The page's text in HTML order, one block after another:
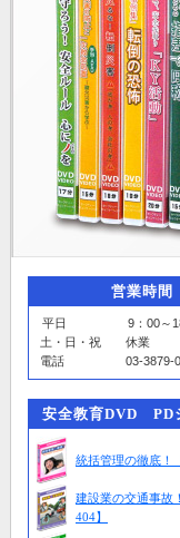
営業時間
平日 9：00～18
土・日・祝 休業
電話 03-3879-
安全教育DVD PD
統括管理の徹底！
建設業の交通事故
404】